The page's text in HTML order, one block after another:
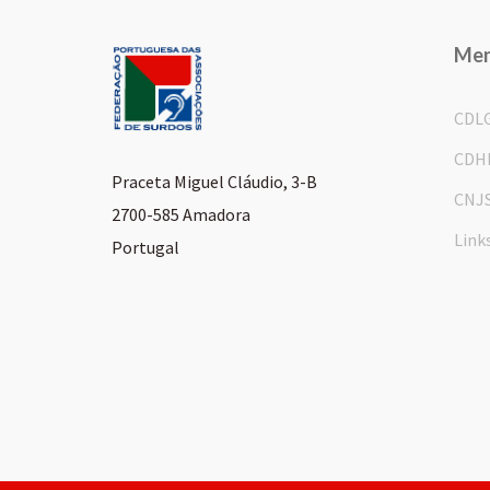
Praceta Miguel Cláudio, 3-B
2700-585 Amadora
Portugal